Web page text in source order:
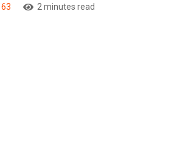
2 minutes read